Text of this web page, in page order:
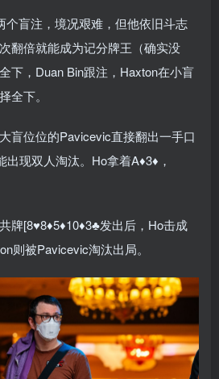
个盲注，境况艰难，但他依旧斗志
翻倍就能成为记分牌王（确实没
下，Duan Bin跟注，Haxton在小盲
全下。
盲位位的Pavicevic直接翻出一手口
现双人淘汰。Ho拿着A♦3♦，
牌[8♥8♦5♦10♦3♣发出后，Ho击成
则被Pavicevic淘汰出局。